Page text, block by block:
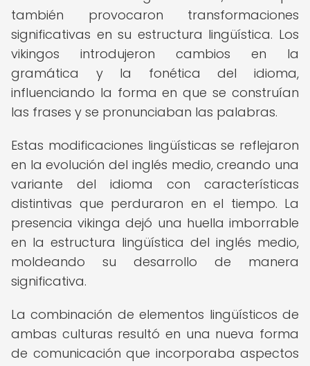
también provocaron transformaciones
significativas en su estructura lingüística. Los
vikingos introdujeron cambios en la
gramática y la fonética del idioma,
influenciando la forma en que se construían
las frases y se pronunciaban las palabras.
Estas modificaciones lingüísticas se reflejaron
en la evolución del inglés medio, creando una
variante del idioma con características
distintivas que perduraron en el tiempo. La
presencia vikinga dejó una huella imborrable
en la estructura lingüística del inglés medio,
moldeando su desarrollo de manera
significativa.
La combinación de elementos lingüísticos de
ambas culturas resultó en una nueva forma
de comunicación que incorporaba aspectos